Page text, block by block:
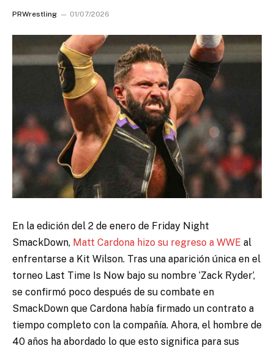
PRWrestling 01/07/2026
En la edición del 2 de enero de Friday Night
SmackDown, Matt Cardona hizo su regreso a WWE al
enfrentarse a Kit Wilson. Tras una aparición única en el
torneo Last Time Is Now bajo su nombre ‘Zack Ryder’,
se confirmó poco después de su combate en
SmackDown que Cardona había firmado un contrato a
tiempo completo con la compañía. Ahora, el hombre de
40 años ha abordado lo que esto significa para sus